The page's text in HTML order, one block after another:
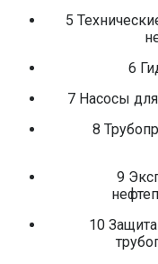
5
6
7 Насосы
8
9
10